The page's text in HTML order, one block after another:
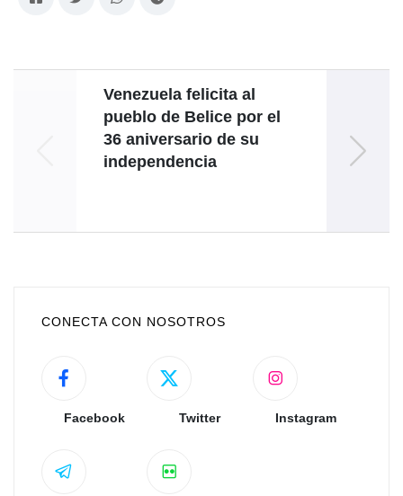
Venezuela felicita al
pueblo de Belice por el
36 aniversario de su
independencia
CONECTA CON NOSOTROS
Facebook Twitter Instagram